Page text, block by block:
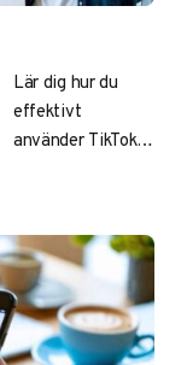
Lär dig hur du
effektivt
använder TikTok
till annonsering –
allt du behöver
veta.